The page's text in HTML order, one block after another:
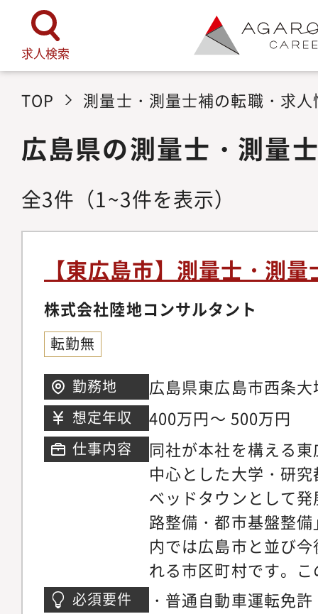
求人検索
TOP 測量士・測量士補の転職・求人
広島県の測量士・測量
全3件 （1~3件を表示）
【東広島市】測量士・測量
株式会社陸地コンサルタント
転勤無
勤務地 広島県東広島市西条
想定年収 400万円～ 500万円
仕事内容
同社が本社を構える
中心とした大学・研
ベッドタウンとして
路整備・都市基盤整
内では広島市と並び
れる市区町村です。
い、ますます建築・
必須要件
・普通自動車運転免